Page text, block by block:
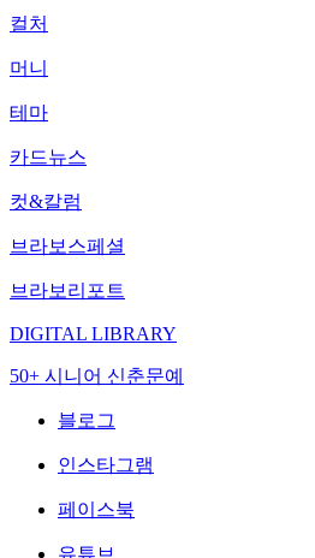
컬처
머니
테마
카드뉴스
컷&칼럼
브라보스페셜
브라보리포트
DIGITAL LIBRARY
50+ 시니어 신춘문예
블로그
인스타그램
페이스북